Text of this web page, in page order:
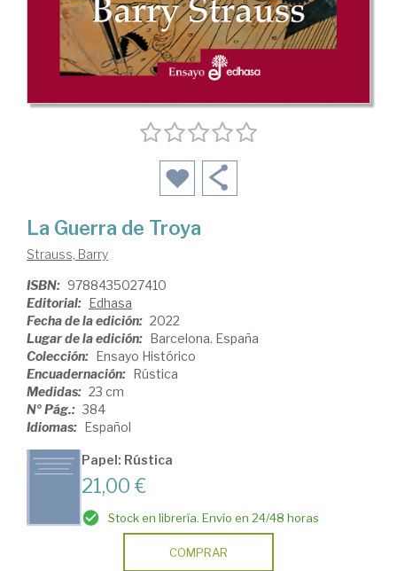
La Guerra de Troya
Strauss, Barry
ISBN: 9788435027410
Editorial: Edhasa
Fecha de la edición: 2022
Lugar de la edición: Barcelona. España
Colección: Ensayo Histórico
Encuadernación: Rústica
Medidas: 23 cm
Nº Pág.: 384
Idiomas: Español
Papel: Rústica
21,00 €
Stock en librería. Envío en 24/48 horas
COMPRAR